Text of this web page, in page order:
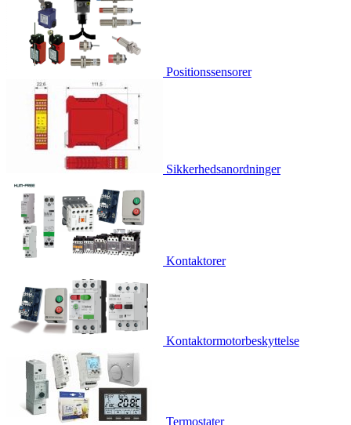
Positionssensorer
Sikkerhedsanordninger
Kontaktorer
Kontaktormotorbeskyttelse
Termostater